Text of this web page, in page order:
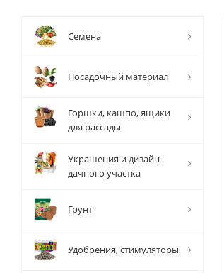
Семена
Посадочный материал
Горшки, кашпо, ящики
для рассады
Украшения и дизайн
дачного участка
Грунт
Удобрения, стимуляторы